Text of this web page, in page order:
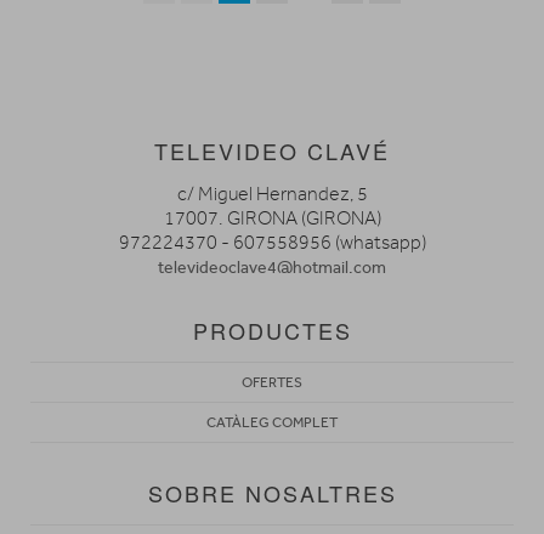
TELEVIDEO CLAVÉ
c/ Miguel Hernandez, 5
17007. GIRONA (GIRONA)
972224370 - 607558956 (whatsapp)
televideoclave4@hotmail.com
PRODUCTES
OFERTES
CATÀLEG COMPLET
SOBRE NOSALTRES